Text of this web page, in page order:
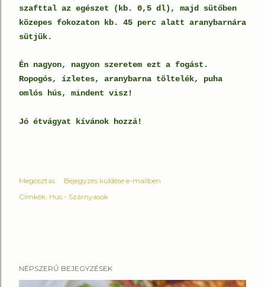
szafttal az egészet (kb. 0,5 dl), majd sütőben
közepes fokozaton kb. 45 perc alatt aranybarnára
sütjük.
Én nagyon, nagyon szeretem ezt a fogást.
Ropogós, ízletes, aranybarna töltelék, puha
omlós hús, mindent visz!
Jó étvágyat kívánok hozzá!
Megosztás
Bejegyzés küldése e-mailben
Címkék: Hús - Szárnyasok
NÉPSZERŰ BEJEGYZÉSEK